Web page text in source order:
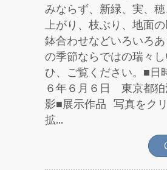
みならず、新緑、実、
上がり、枝ぶり、地面の
鉢合わせなどいろいろ
の季節ならではの瑞々
ひ、ご覧ください。■
６年６月６日 東京都狛
影■展示作品 写真をク
拡...